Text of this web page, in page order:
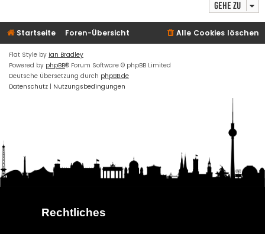
Gehe zu
Startseite Foren-Übersicht Alle Cookies löschen
Flat Style by Ian Bradley
Powered by phpBB® Forum Software © phpBB Limited
Deutsche Übersetzung durch phpBB.de
Datenschutz | Nutzungsbedingungen
Rechtliches